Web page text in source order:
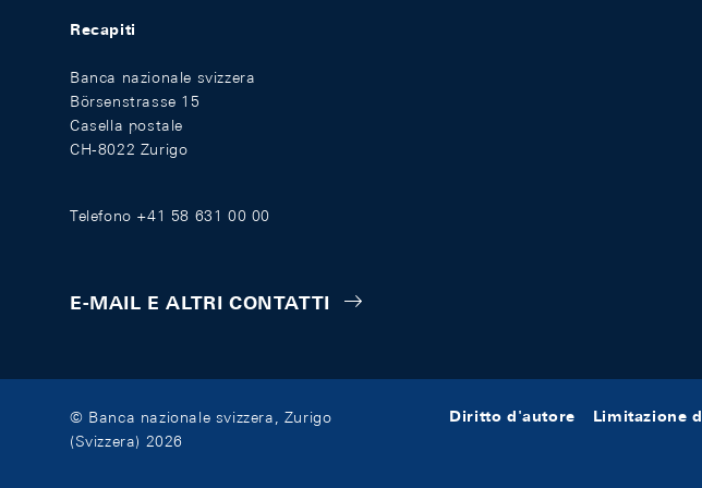
Recapiti
Banca nazionale svizzera
Börsenstrasse 15
Casella postale
CH-8022 Zurigo
Telefono +41 58 631 00 00
E-MAIL E ALTRI CONTATTI
© Banca nazionale svizzera, Zurigo
(Svizzera) 2026
Diritto d'autore Limitazione